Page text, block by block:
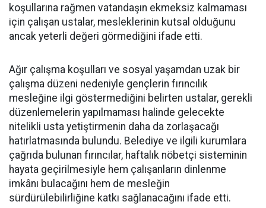
koşullarına rağmen vatandaşın ekmeksiz kalmaması
için çalışan ustalar, mesleklerinin kutsal olduğunu
ancak yeterli değeri görmediğini ifade etti.
Ağır çalışma koşulları ve sosyal yaşamdan uzak bir
çalışma düzeni nedeniyle gençlerin fırıncılık
mesleğine ilgi göstermediğini belirten ustalar, gerekli
düzenlemelerin yapılmaması halinde gelecekte
nitelikli usta yetiştirmenin daha da zorlaşacağı
hatırlatmasında bulundu. Belediye ve ilgili kurumlara
çağrıda bulunan fırıncılar, haftalık nöbetçi sisteminin
hayata geçirilmesiyle hem çalışanların dinlenme
imkânı bulacağını hem de mesleğin
sürdürülebilirliğine katkı sağlanacağını ifade etti.